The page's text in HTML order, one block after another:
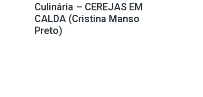
Culinária – CEREJAS EM
CALDA (Cristina Manso
Preto)